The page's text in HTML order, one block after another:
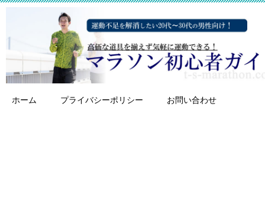
ホーム プライバシーポリシー お問い合わせ